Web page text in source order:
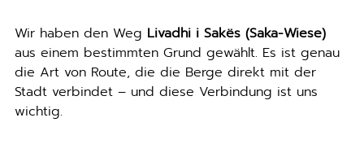
Wir haben den Weg Livadhi i Sakës (Saka-Wiese)
aus einem bestimmten Grund gewählt. Es ist genau
die Art von Route, die die Berge direkt mit der
Stadt verbindet – und diese Verbindung ist uns
wichtig.